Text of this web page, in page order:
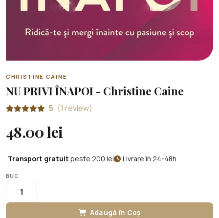
CHRISTINE CAINE
NU PRIVI ÎNAPOI - Christine Caine
5 (1 review)
48.00 lei
Transport gratuit peste 200 lei Livrare în 24-48h
BUC
Adaugă în Coș